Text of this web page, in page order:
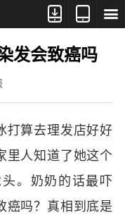



发会致癌吗
算去理发店好好
里人知道了她这个
。奶奶的话最吓
癌吗？真相到底是